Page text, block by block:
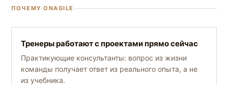
ПОЧЕМУ ONAGILE
Тренеры работают с проектами прямо сейчас
Практикующие консультанты: вопрос из жизни
команды получает ответ из реального опыта, а не
из учебника.